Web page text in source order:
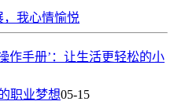
我心情愉悦
作手册’：让生活更轻松的小
职业梦想05-15